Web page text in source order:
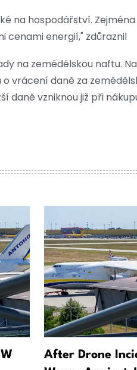
na hospodářství.
cenami energií," zdůraznil
na zemědělskou naftu.
vrácení daně za
daně vzniknou již při
After Drone